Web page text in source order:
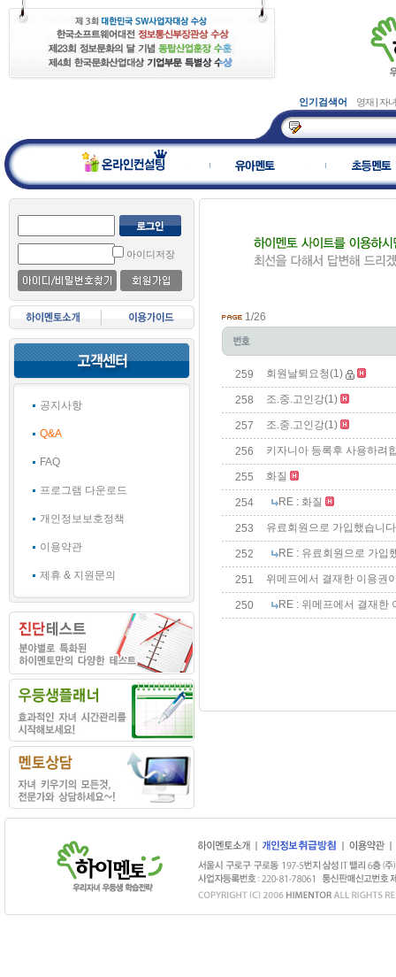
인기검색어 영재 | 자
아이디저장
공지사항
Q&A
FAQ
프로그램 다운로드
개인정보보호정책
이용약관
제휴 & 지원문의
1/26
259 회원날퇴요청(1)
258 조.중.고인강(1)
257 조.중.고인강(1)
256 키자니아 등록후 사용하려
255 화질
254 RE : 화질
253 유료회원으로 가입했습니
252 RE : 유료회원으로 가입
251 위메프에서 결재한 이용권
250 RE : 위메프에서 결재한